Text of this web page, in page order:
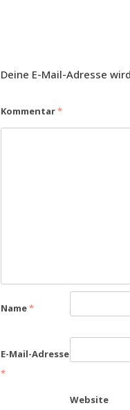
Deine E-Mail-Adresse
Kommentar*
Name*
E-Mail-Adresse
*
Website